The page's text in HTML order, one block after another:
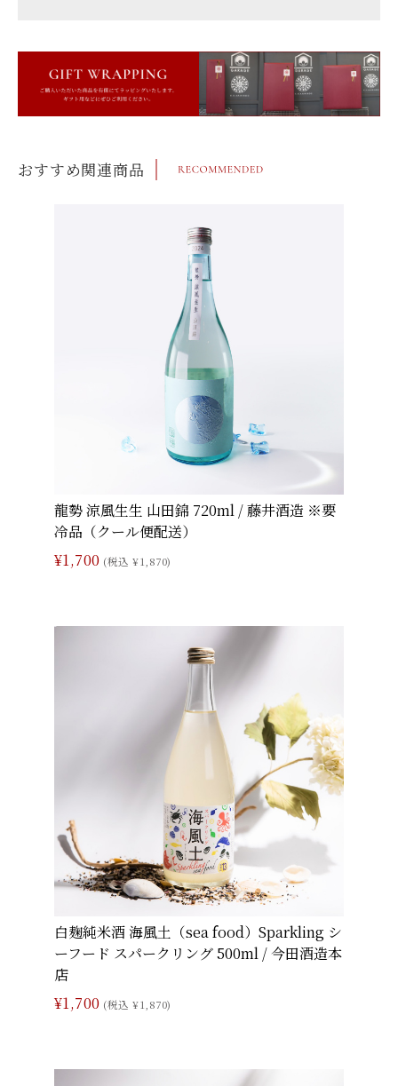
おすすめ関連商品
龍勢 涼風生生 山田錦 720ml / 藤井酒造 ※要
冷品（クール便配送）
¥1,700 (税込 ¥1,870)
白麹純米酒 海風土（sea food）Sparkling シ
ーフード スパークリング 500ml / 今田酒造本
店
¥1,700 (税込 ¥1,870)